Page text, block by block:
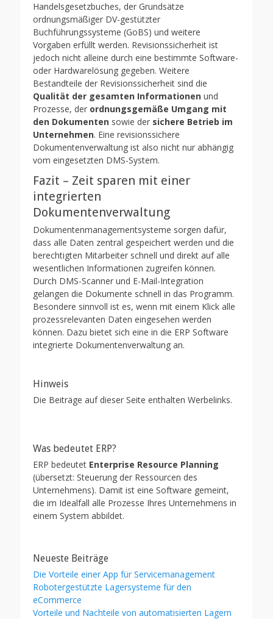
Handelsgesetzbuches, der Grundsätze
ordnungsmäßiger DV-gestützter
Buchführungssysteme (GoBS) und weitere
Vorgaben erfüllt werden. Revisionssicherheit ist
jedoch nicht alleine durch eine bestimmte Software-
oder Hardwarelösung gegeben. Weitere
Bestandteile der Revisionssicherheit sind die
Qualität der gesamten Informationen und
Prozesse, der ordnungsgemäße Umgang mit
den Dokumenten sowie der sichere Betrieb im
Unternehmen. Eine revisionssichere
Dokumentenverwaltung ist also nicht nur abhängig
vom eingesetzten DMS-System.
Fazit – Zeit sparen mit einer
integrierten
Dokumentenverwaltung
Dokumentenmanagementsysteme sorgen dafür,
dass alle Daten zentral gespeichert werden und die
berechtigten Mitarbeiter schnell und direkt auf alle
wesentlichen Informationen zugreifen können.
Durch DMS-Scanner und E-Mail-Integration
gelangen die Dokumente schnell in das Programm.
Besondere sinnvoll ist es, wenn mit einem Klick alle
prozessrelevanten Daten eingesehen werden
können. Dazu bietet sich eine in die ERP Software
integrierte Dokumentenverwaltung an.
Hinweis
Die Beiträge auf dieser Seite enthalten Werbelinks.
Was bedeutet ERP?
ERP bedeutet Enterprise Resource Planning
(übersetzt: Steuerung der Ressourcen des
Unternehmens). Damit ist eine Software gemeint,
die im Idealfall alle Prozesse Ihres Unternehmens in
einem System abbildet.
Neueste Beiträge
Die Vorteile einer App für Servicemanagement
Robotergestützte Lagersysteme für den
eCommerce
Vorteile und Nachteile von automatisierten Lagern